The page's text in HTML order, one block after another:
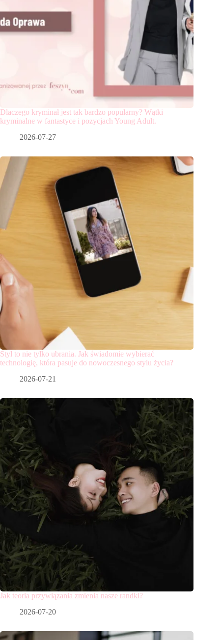
Dlaczego kryminał jest tak bardzo popularny? Wątki
kryminalne w fantastyce i pozycjach Young Adult.
2026-07-27
Styl to nie tylko ubrania. Jak świadomie wybierać
technologię, która pasuje do nowoczesnego stylu życia?
2026-07-21
Jak teoria przywiązania zmienia nasze randki?
2026-07-20